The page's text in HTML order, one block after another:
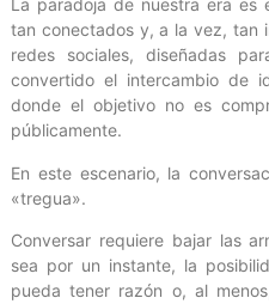
La paradoja de nuestra era
tan conectados y, a la vez, tan
redes sociales, diseñadas
convertido el intercambio de
donde el objetivo no es
públicamente.
En este escenario, la
«tregua».
Conversar requiere bajar las
sea por un instante, la
pueda tener razón o, al